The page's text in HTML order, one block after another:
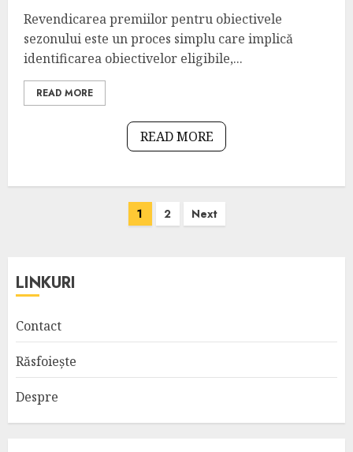
Revendicarea premiilor pentru obiectivele
sezonului este un proces simplu care implică
identificarea obiectivelor eligibile,...
READ MORE
READ MORE
1 2 Next
LINKURI
Contact
Răsfoiește
Despre